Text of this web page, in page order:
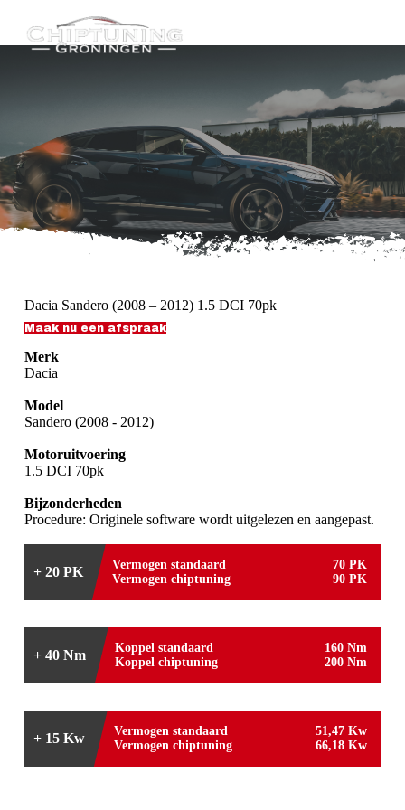
n
i
n
h
u
d
Dacia Sandero (2008 – 2012) 1.5 DCI 70pk
Maak nu een afspraak
Merk
Dacia
Model
Sandero (2008 - 2012)
Motoruitvoering
1.5 DCI 70pk
Bijzonderheden
Procedure: Originele software wordt uitgelezen en aangepast.
+ 20 PK Vermogen standaard
70 PK
Vermogen chiptuning
90 PK
+ 40 Nm Koppel standaard
160 Nm
Koppel chiptuning
200 Nm
+ 15 Kw Vermogen standaard
51,47 Kw
Vermogen chiptuning
66,18 Kw